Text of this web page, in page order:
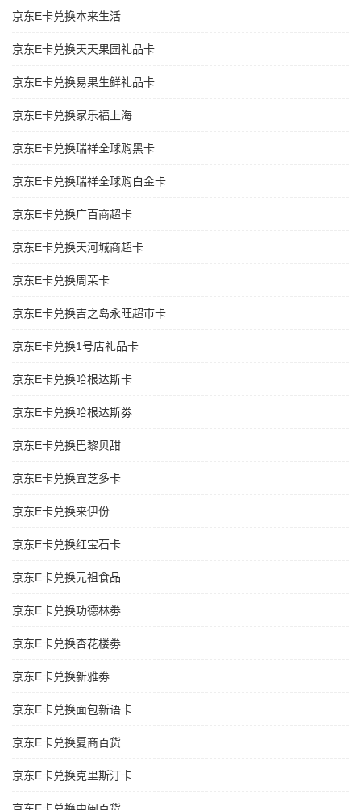
京东E卡兑换本来生活
京东E卡兑换天天果园礼品卡
京东E卡兑换易果生鲜礼品卡
京东E卡兑换家乐福上海
京东E卡兑换瑞祥全球购黑卡
京东E卡兑换瑞祥全球购白金卡
京东E卡兑换广百商超卡
京东E卡兑换天河城商超卡
京东E卡兑换周茉卡
京东E卡兑换吉之岛永旺超市卡
京东E卡兑换1号店礼品卡
京东E卡兑换哈根达斯卡
京东E卡兑换哈根达斯劵
京东E卡兑换巴黎贝甜
京东E卡兑换宜芝多卡
京东E卡兑换来伊份
京东E卡兑换红宝石卡
京东E卡兑换元祖食品
京东E卡兑换功德林劵
京东E卡兑换杏花楼劵
京东E卡兑换新雅劵
京东E卡兑换面包新语卡
京东E卡兑换夏商百货
京东E卡兑换克里斯汀卡